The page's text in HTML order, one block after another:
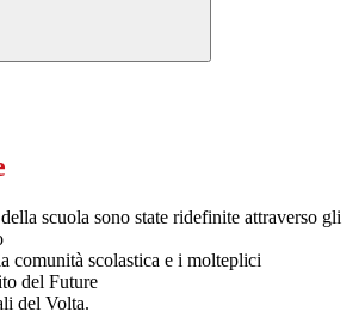
della scuola sono state ridefinite attraverso gli
comunità scolastica e i molteplici
del Future
del Volta.